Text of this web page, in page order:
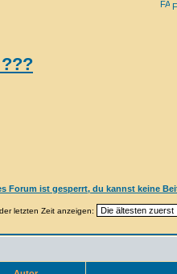
letzten Zeit anzeigen: